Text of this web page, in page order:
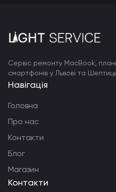
Сервіс ремонту MacBook,
смартфонів у Львові та
Навігація
Головна
Про нас
Контакти
Блог
Магазин
Контакти